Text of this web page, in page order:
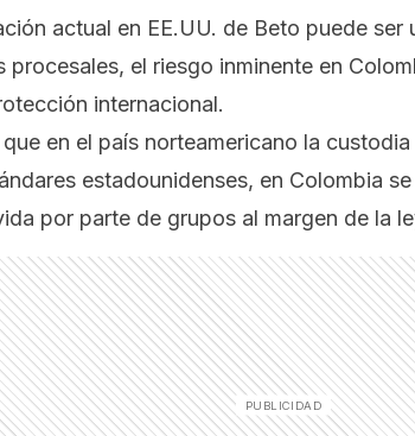
actual en EE.UU. de Beto puede
procesales, el riesgo inminente en
internacional.
en el país norteamericano la
estadounidenses, en Colombia
por parte de grupos al margen de la